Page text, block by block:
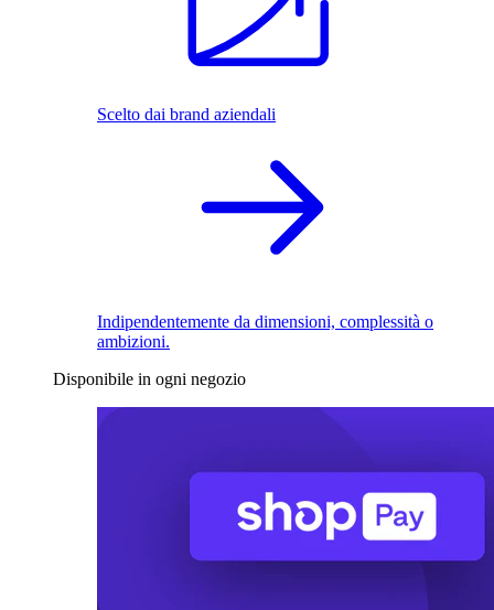
Scelto dai brand aziendali
Indipendentemente da dimensioni, complessità o
ambizioni.
Disponibile in ogni negozio